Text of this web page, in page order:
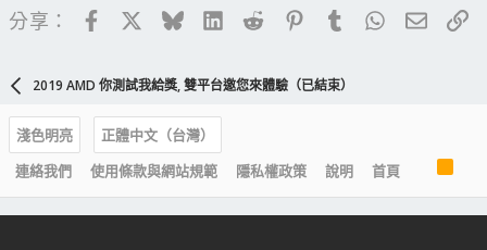
分享： FacebookBlueskyLinkedIn
Reddit PinterestTumblrWhatsApp
電子
2019 AMD 你測試我給獎, 雙平台邀您來體驗（已結束）
淺色明亮
正體中文（台灣）
連絡我們
使用條款與網站規範 隱私權政策 說明 首頁
S